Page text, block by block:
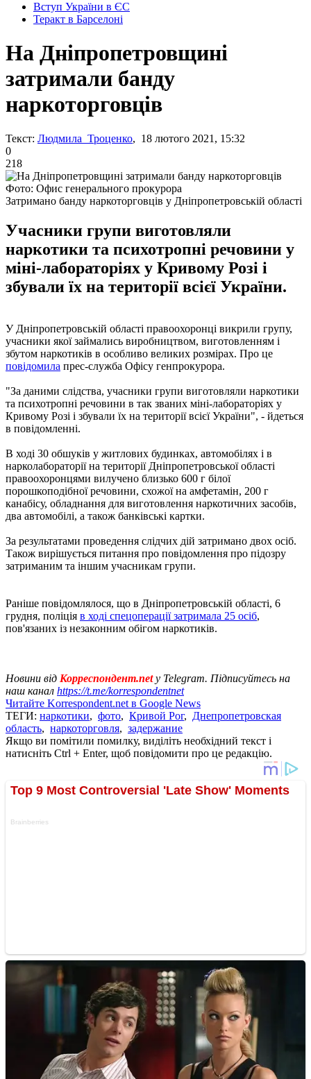
Вступ України в ЄС
Теракт в Барселоні
На Дніпропетровщині
затримали банду
наркоторговців
Текст: Людмила Троценко, 18 лютого 2021, 15:32
0
218
Фото: Офис генерального прокурора
Затримано банду наркоторговців у Дніпропетровській області
Учасники групи виготовляли
наркотики та психотропні речовини у
міні-лабораторіях у Кривому Розі і
збували їх на території всієї України.
У Дніпропетровській області правоохоронці викрили групу,
учасники якої займались виробництвом, виготовленням і
збутом наркотиків в особливо великих розмірах. Про це
повідомила прес-служба Офісу генпрокурора.
"За даними слідства, учасники групи виготовляли наркотики
та психотропні речовини в так званих міні-лабораторіях у
Кривому Розі і збували їх на території всієї України", - йдеться
в повідомленні.
В ході 30 обшуків у житлових будинках, автомобілях і в
нарколабораторії на території Дніпропетровської області
правоохоронцями вилучено близько 600 г білої
порошкоподібної речовини, схожої на амфетамін, 200 г
канабісу, обладнання для виготовлення наркотичних засобів,
два автомобілі, а також банківські картки.
За результатами проведення слідчих дій затримано двох осіб.
Також вирішується питання про повідомлення про підозру
затриманим та іншим учасникам групи.
Раніше повідомлялося, що в Дніпропетровській області, 6
грудня, поліція в ході спецоперації затримала 25 осіб,
пов'язаних із незаконним обігом наркотиків.
Новини від Корреспондент.netу Telegram. Підписуйтесь на
наш канал https://t.me/korrespondentnet
Читайте Korrespondent.net в Google News
ТЕГИ: наркотики, фото, Кривой Рог, Днепропетровская
область, наркоторговля, задержание
Якщо ви помітили помилку, виділіть необхідний текст і
натисніть Ctrl + Enter, щоб повідомити про це редакцію.